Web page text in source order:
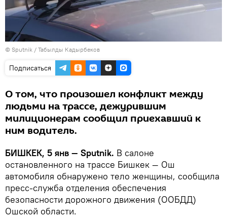
© Sputnik / Табылды Кадырбеков
Подписаться
О том, что произошел конфликт между
людьми на трассе, дежурившим
милиционерам сообщил приехавший к
ним водитель.
БИШКЕК, 5 янв — Sputnik. В салоне
остановленного на трассе Бишкек — Ош
автомобиля обнаружено тело женщины, сообщила
пресс-служба отделения обеспечения
безопасности дорожного движения (ООБДД)
Ошской области.